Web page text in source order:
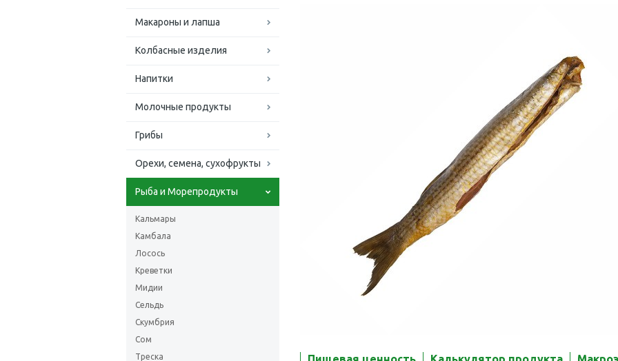
Макароны и лапша
Колбасные изделия
Напитки
Молочные продукты
Грибы
Орехи, семена, сухофрукты
Рыба и Морепродукты
Кальмары
Камбала
Лосось
Креветки
Мидии
Сельдь
Скумбрия
Сом
Треска